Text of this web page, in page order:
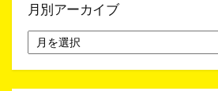
月別アーカイブ
別